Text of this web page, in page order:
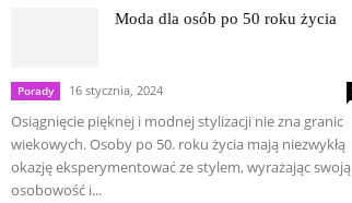
Moda dla osób po 50 roku życia
Porady 16 stycznia, 2024
Osiągnięcie pięknej i modnej stylizacji nie zna granic
wiekowych. Osoby po 50. roku życia mają niezwykłą
okazję eksperymentować ze stylem, wyrażając swoją
osobowość i...